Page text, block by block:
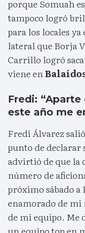
porque Somuah
tampoco logró
para los locales
lateral que Borja
Carrillo logró
viene en
Fredi:
este año me
Fredi Álvarez
punto de declarar
advirtió de que la
número de
próximo sábado a
enamorado de mi
de mi equipo. Me